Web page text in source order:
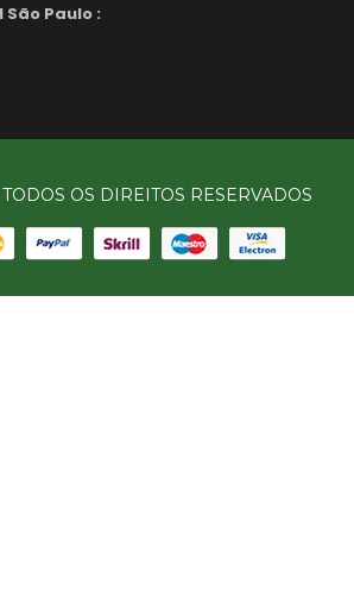
Paulo :
OS DIREITOS RESERVADOS